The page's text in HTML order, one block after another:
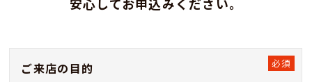
ご来店の目的